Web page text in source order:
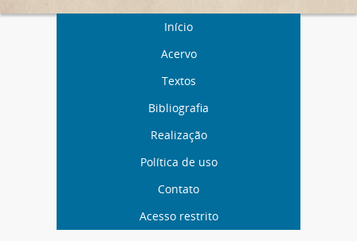
Início
Acervo
Textos
Bibliografia
Realização
Política de uso
Contato
Acesso restrito